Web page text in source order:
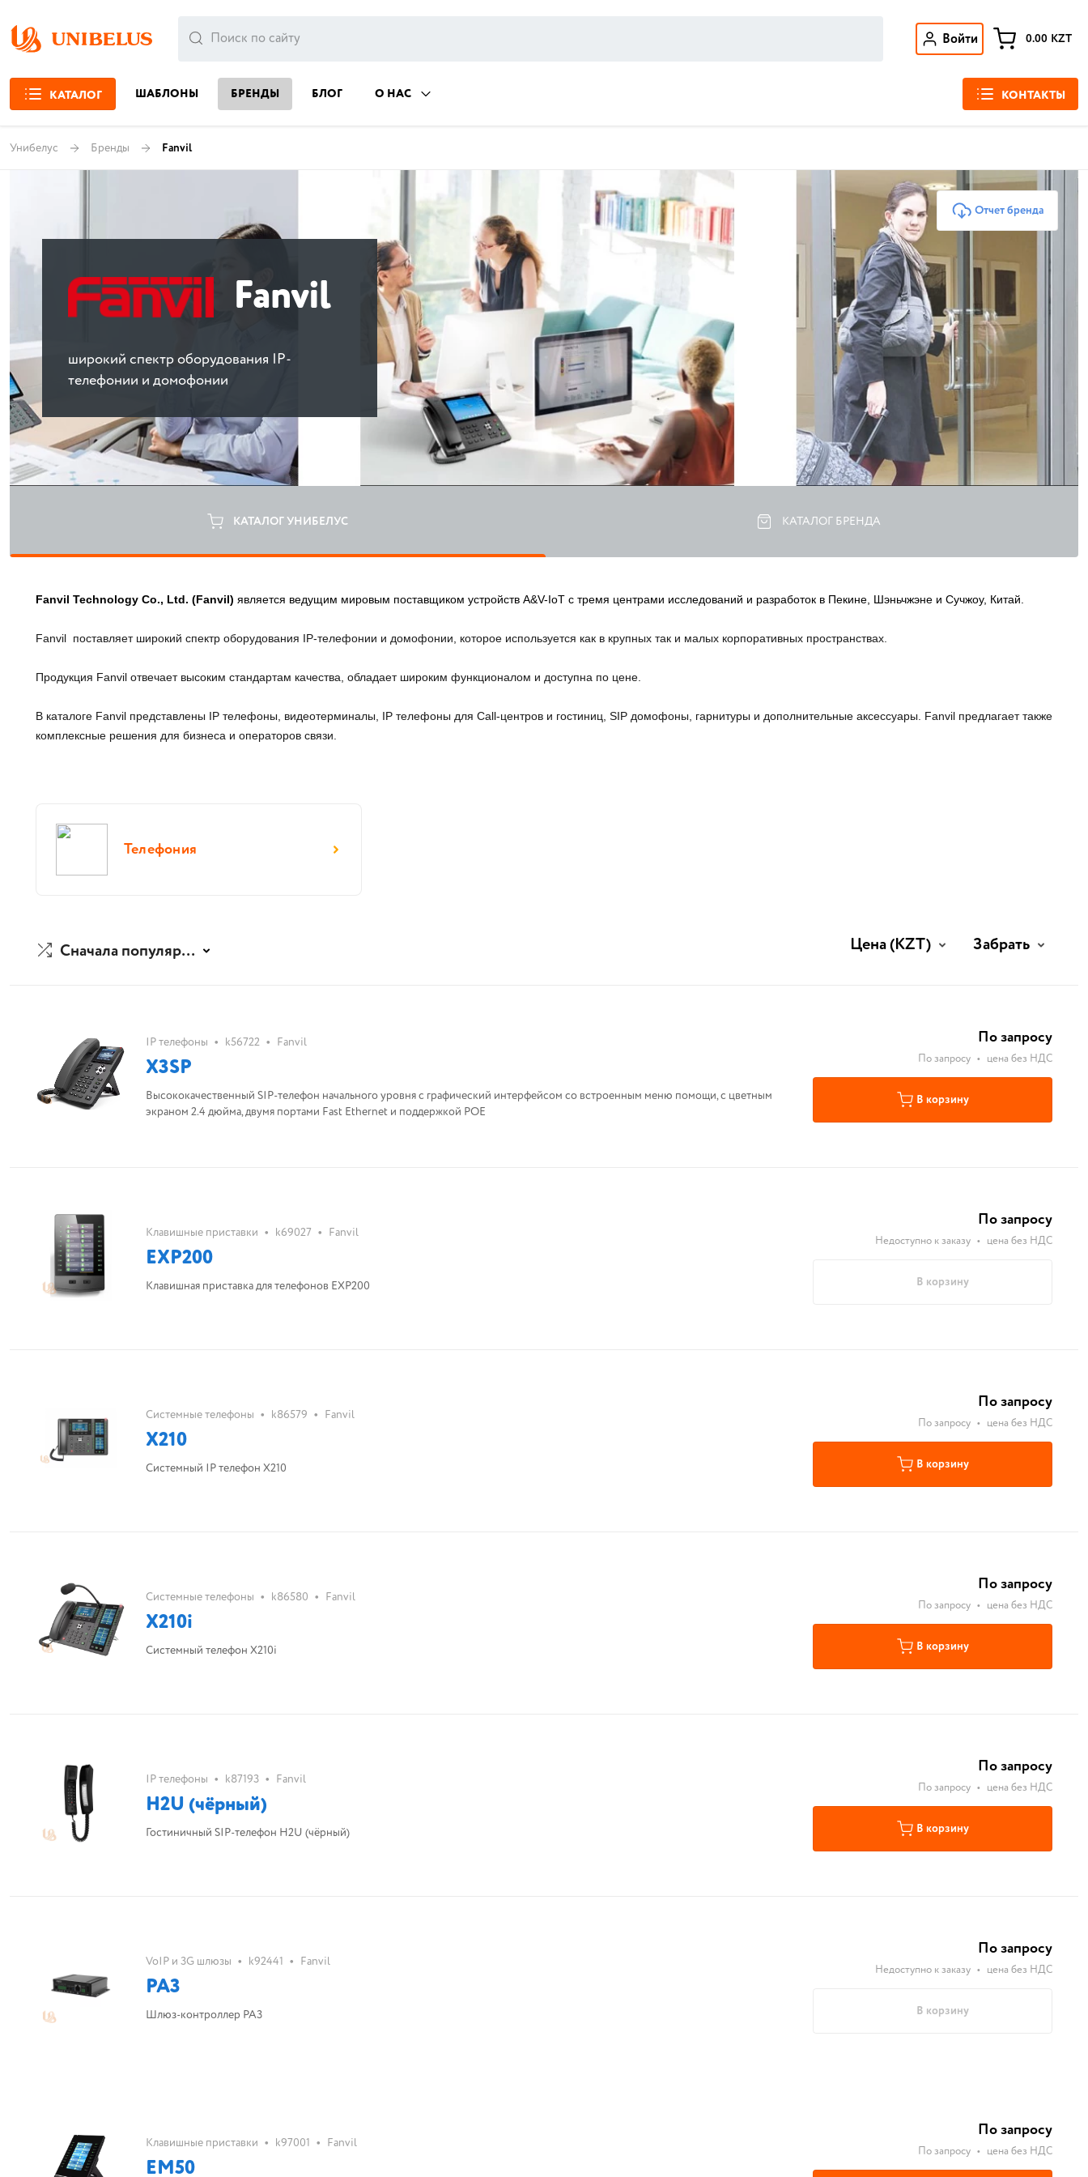
Войти 0.00 KZT
КАТАЛОГ ШАБЛОНЫ БРЕНДЫ БЛОГ О НАС КОНТАКТЫ
Унибелус Бренды Fanvil
Отчет бренда
Fanvil
широкий спектр оборудования IP-
телефонии и домофонии
КАТАЛОГ УНИБЕЛУС КАТАЛОГ БРЕНДА
Fanvil Technology Co., Ltd. (Fanvil) является ведущим мировым поставщиком устройств A&V-IoT с тремя центрами исследований и разработок в Пекине, Шэньчжэне и Сучжоу, Китай.
Fanvil  поставляет широкий спектр оборудования IP-телефонии и домофонии, которое используется как в крупных так и малых корпоративных пространствах.
Продукция Fanvil отвечает высоким стандартам качества, обладает широким функционалом и доступна по цене.
В каталоге Fanvil представлены IP телефоны, видеотерминалы, IP телефоны для Call-центров и гостиниц, SIP домофоны, гарнитуры и дополнительные аксессуары. Fanvil предлагает также
комплексные решения для бизнеса и операторов связи.
Телефония
Сначала популярные Цена(KZT) Забрать
IP телефоны • k56722 • Fanvil
X3SP
Высококачественный SIP-телефон начального уровня с графический интерфейсом со встроенным меню помощи, с цветным
экраном 2.4 дюйма, двумя портами Fast Ethernet и поддержкой POE
По запросу
По запросу • цена без НДС
В корзину
Клавишные приставки • k69027 • Fanvil
EXP200
Клавишная приставка для телефонов EXP200
По запросу
Недоступно к заказу • цена без НДС
В корзину
Системные телефоны • k86579 • Fanvil
X210
Системный IP телефон X210
По запросу
По запросу • цена без НДС
В корзину
Системные телефоны • k86580 • Fanvil
X210i
Системный телефон X210i
По запросу
По запросу • цена без НДС
В корзину
IP телефоны • k87193 • Fanvil
H2U (чёрный)
Гостиничный SIP-телефон H2U (чёрный)
По запросу
По запросу • цена без НДС
В корзину
VoIP и 3G шлюзы • k92441 • Fanvil
PA3
Шлюз-контроллер PA3
По запросу
Недоступно к заказу • цена без НДС
В корзину
Клавишные приставки • k97001 • Fanvil
EM50
По запросу
По запросу • цена без НДС